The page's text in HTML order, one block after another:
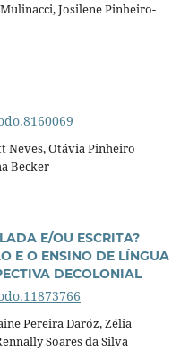
Josilene Pinheiro-
Neves, Otávia Pinheiro
Becker
E/OU ESCRITA?
E O ENSINO DE LÍNGUA
DECOLONIAL
Pereira Daróz, Zélia
Soares da Silva